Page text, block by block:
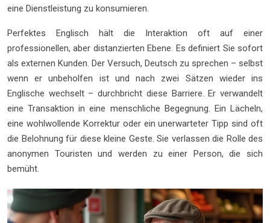
eine Dienstleistung zu konsumieren.
Perfektes Englisch hält die Interaktion oft auf einer
professionellen, aber distanzierten Ebene. Es definiert Sie sofort
als externen Kunden. Der Versuch, Deutsch zu sprechen – selbst
wenn er unbeholfen ist und nach zwei Sätzen wieder ins
Englische wechselt – durchbricht diese Barriere. Er verwandelt
eine Transaktion in eine menschliche Begegnung. Ein Lächeln,
eine wohlwollende Korrektur oder ein unerwarteter Tipp sind oft
die Belohnung für diese kleine Geste. Sie verlassen die Rolle des
anonymen Touristen und werden zu einer Person, die sich
bemüht.